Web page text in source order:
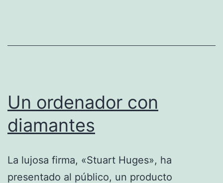
crear
Un ordenador con
diamantes
La lujosa firma, «Stuart Huges», ha
presentado al público, un producto